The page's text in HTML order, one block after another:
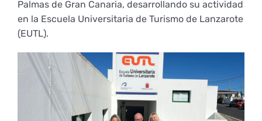
Comisiones
Personal
Empresas
Coordinador y tutores
Renovación acreditación
Memoria verificación
Informes
Impresos y formularios
Documentos
Impresos y formularios
Correo institucional
Delegación de Estudiantes
Primer Encuentro (2025)
Edición 2025 (UVL 2025)
Edición 2026 (UVL 2026)
Palmas de Gran Canaria, desarrollando su actividad
en la Escuela Universitaria de Turismo de Lanzarote
(EUTL).